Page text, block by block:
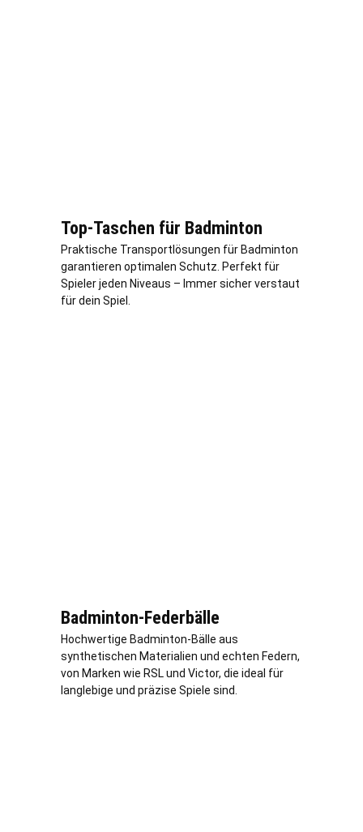
Top-Taschen für Badminton
Praktische Transportlösungen für Badminton
garantieren optimalen Schutz. Perfekt für
Spieler jeden Niveaus – Immer sicher verstaut
für dein Spiel.
Badminton-Federbälle
Hochwertige Badminton-Bälle aus
synthetischen Materialien und echten Federn,
von Marken wie RSL und Victor, die ideal für
langlebige und präzise Spiele sind.